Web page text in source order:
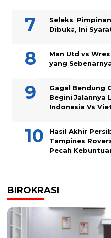
Seleksi
Dibuka, Ini
Man Utd vs
yang
Gagal Bendung
Begini Jalannya
Indonesia Vs
Hasil Akhir
Tampines
Pecah
BIROKRASI